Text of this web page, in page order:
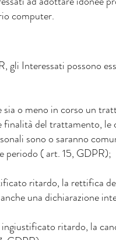
computer.
Interessati possono
o meno in corso un
del trattamento,
sono o saranno
periodo ( art. 15, GDPR);
ritardo, la rettifica
una dichiarazione
ritardo, la